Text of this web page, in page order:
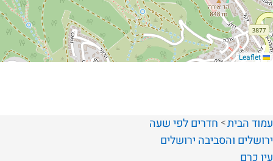
Leaflet
עמוד הבית חדרים לפי שעה
ירושלים והסביבה ירושלים
עין כרם